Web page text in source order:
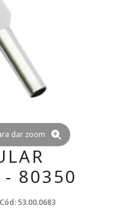
dar zoom
- 80350
Cód: 53.00.0683